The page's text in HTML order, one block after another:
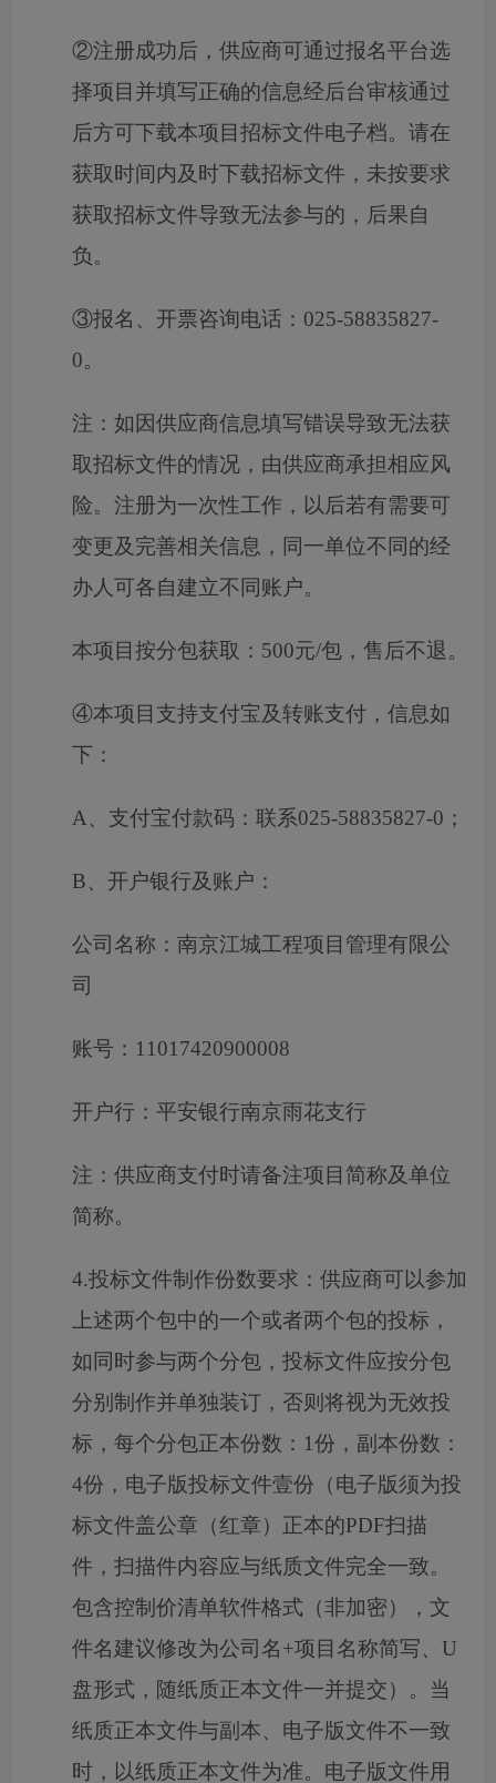
②注册成功后，供应商可通过报名平台选
择项目并填写正确的信息经后台审核通过
后方可下载本项目招标文件电子档。请在
获取时间内及时下载招标文件，未按要求
获取招标文件导致无法参与的，后果自
负。
③报名、开票咨询电话：025-58835827-
0。
注：如因供应商信息填写错误导致无法获
取招标文件的情况，由供应商承担相应风
险。注册为一次性工作，以后若有需要可
变更及完善相关信息，同一单位不同的经
办人可各自建立不同账户。
本项目按分包获取： 500元/包，售后不退。
④本项目支持支付宝及转账支付，信息如
下：
A、支付宝付款码：联系025-58835827-0；
B、开户银行及账户：
公司名称：南京江城工程项目管理有限公
司
账号： 11017420900008
开户行：平安银行南京雨花支行
注：供应商支付时请备注项目简称及单位
简称。
4.投标文件制作份数要求：供应商可以参加
上述两个包中的一个或者两个包的投标，
如同时参与两个分包，投标文件应按分包
分别制作并单独装订，否则将视为无效投
标，每个分包正本份数： 1份，副本份数：
4份， 电子版投标文件壹份（电子版须为投
标文件盖公章（红章）正本的PDF扫描
件，扫描件内容应与纸质文件完全一致。
包含控制价清单软件格式 （非加密）， 文
件名建议修改为公司名+项目 名称简写、 U
盘形式，随纸质正本文件一并提交）。当
纸质正本文件与副本、电子版文件不一致
时，以纸质正本文件为准。电子版文件用